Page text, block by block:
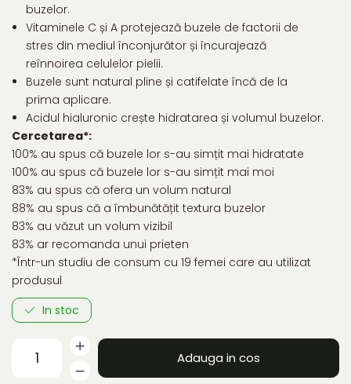
buzelor.
Vitaminele C și A protejează buzele de factorii de
stres din mediul înconjurător și încurajează
reînnoirea celulelor pielii.
Buzele sunt natural pline și catifelate încă de la
prima aplicare.
Acidul hialuronic crește hidratarea și volumul buzelor.
Cercetarea*:
100% au spus că buzele lor s-au simțit mai hidratate
100% au spus că buzele lor s-au simțit mai moi
83% au spus că ofera un volum natural
88% au spus că a îmbunătățit textura buzelor
83% au văzut un volum vizibil
83% ar recomanda unui prieten
*Într-un studiu de consum cu 19 femei care au utilizat
produsul
In stoc
Adauga in cos